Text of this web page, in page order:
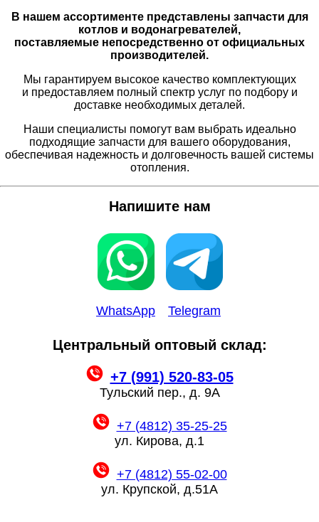
В нашем ассортименте представлены запчасти для
котлов и водонагревателей,
поставляемые непосредственно от официальных
производителей.
Мы гарантируем высокое качество комплектующих
и предоставляем полный спектр услуг по подбору и
доставке необходимых деталей.
Наши специалисты помогут вам выбрать идеально
подходящие запчасти для вашего оборудования,
обеспечивая надежность и долговечность вашей системы
отопления.
Напишите нам
WhatsApp Telegram
Центральный оптовый склад:
+7 (991) 520-83-05
Тульский пер., д. 9А
+7 (4812) 35-25-25
ул. Кирова, д.1
+7 (4812) 55-02-00
ул. Крупской, д.51А